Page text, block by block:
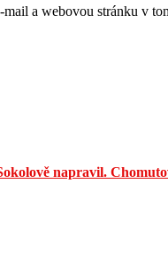
mail a webovou stránku v
napravil.